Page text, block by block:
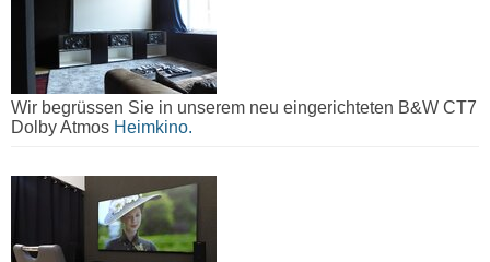
Wir begrüssen Sie in unserem neu eingerichteten B&W CT7
Dolby Atmos Heimkino.